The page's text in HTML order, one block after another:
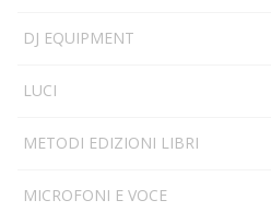
DJ EQUIPMENT
LUCI
METODI EDIZIONI LIBRI
MICROFONI E VOCE